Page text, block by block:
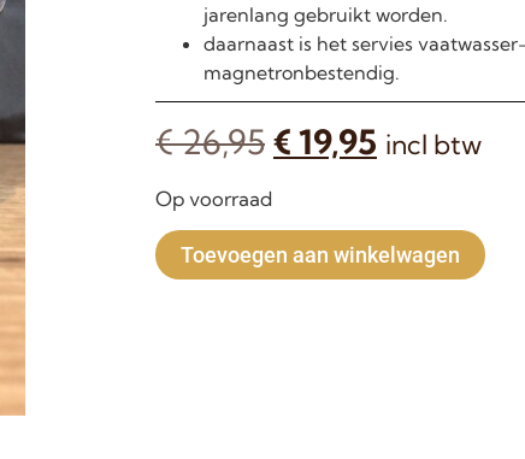
jarenlang gebruikt worden.
daarnaast is het servies
magnetronbestendig.
€26,95 € 19,95 incl btw
Op voorraad
Toevoegen aan winkelwagen